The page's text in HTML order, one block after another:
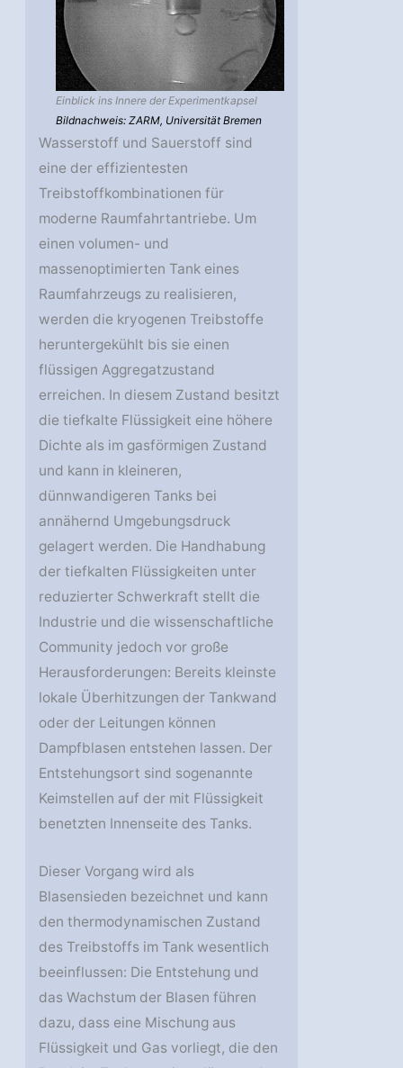
Einblick ins Innere der Experimentkapsel
Bildnachweis: ZARM, Universität Bremen
Wasserstoff und Sauerstoff sind
eine der effizientesten
Treibstoffkombinationen für
moderne Raumfahrtantriebe. Um
einen volumen- und
massenoptimierten Tank eines
Raumfahrzeugs zu realisieren,
werden die kryogenen Treibstoffe
heruntergekühlt bis sie einen
flüssigen Aggregatzustand
erreichen. In diesem Zustand besitzt
die tiefkalte Flüssigkeit eine höhere
Dichte als im gasförmigen Zustand
und kann in kleineren,
dünnwandigeren Tanks bei
annähernd Umgebungsdruck
gelagert werden. Die Handhabung
der tiefkalten Flüssigkeiten unter
reduzierter Schwerkraft stellt die
Industrie und die wissenschaftliche
Community jedoch vor große
Herausforderungen: Bereits kleinste
lokale Überhitzungen der Tankwand
oder der Leitungen können
Dampfblasen entstehen lassen. Der
Entstehungsort sind sogenannte
Keimstellen auf der mit Flüssigkeit
benetzten Innenseite des Tanks.
Dieser Vorgang wird als
Blasensieden bezeichnet und kann
den thermodynamischen Zustand
des Treibstoffs im Tank wesentlich
beeinflussen: Die Entstehung und
das Wachstum der Blasen führen
dazu, dass eine Mischung aus
Flüssigkeit und Gas vorliegt, die den